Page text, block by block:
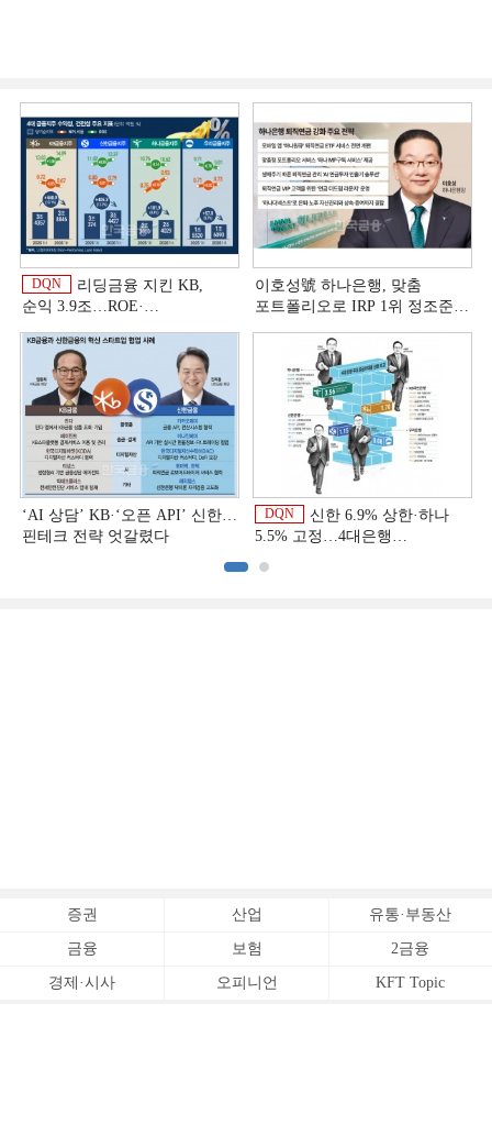
DQN
리딩금융 지킨 KB,
순익 3.9조…ROE·
상반기 금융 리그테이블]
이호성號 하나은행, 맞춤
포트폴리오로 IRP 1위 정조준
‘AI 상담’ KB·‘오픈 API’ 신한…
핀테크 전략 엇갈렸다
DQN
신한 6.9% 상한·하나
5.5% 고정…4대은행
증권 산업 유통·부동산
금융 보험 2금융
경제·시사 오피니언 KFT Topic